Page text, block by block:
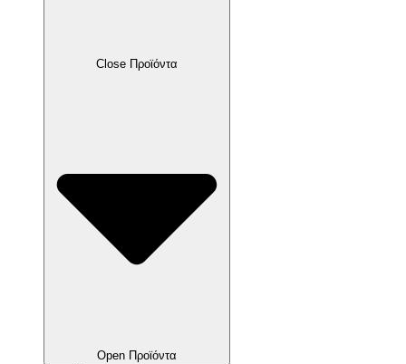
Close Προϊόντα
Open Προϊόντα